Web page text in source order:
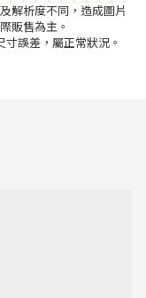
解析度不同，造成圖片
販售為主。
誤差，屬正常狀況。